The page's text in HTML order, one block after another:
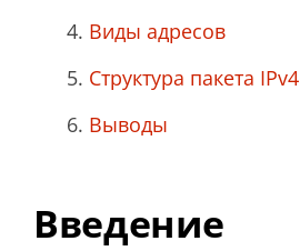
Виды адресов
Структура пакета IPv4
Выводы
Введение